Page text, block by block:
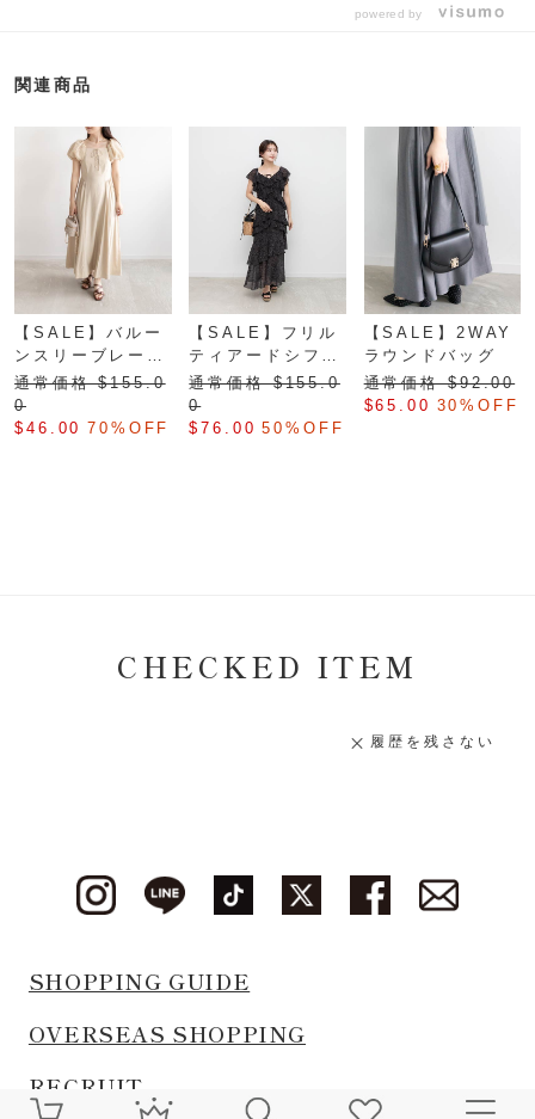
powered by
関連商品
【SALE】バルー
ンスリーブレース
アップドレス
通常価格 $‌155.0
0
$‌46.00 70%OFF
【SALE】フリル
ティアードシフォ
ンワンピース
通常価格 $‌155.0
0
$‌76.00 50%OFF
【SALE】2WAY
ラウンドバッグ
通常価格 $‌92.00
$‌65.00 30%OFF
CHECKED ITEM
履歴を残さない
SHOPPING GUIDE
OVERSEAS SHOPPING
RECRUIT